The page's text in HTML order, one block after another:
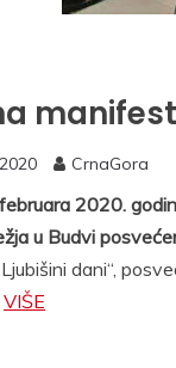
CrnaGora
2020.
u Budvi
dani“,
VIŠE